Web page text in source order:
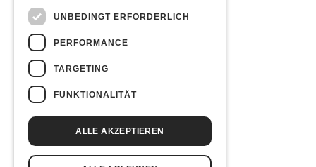
UNBEDINGT ERFORDERLICH
PERFORMANCE
TARGETING
FUNKTIONALITÄT
ALLE AKZEPTIEREN